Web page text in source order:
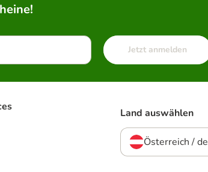
Jetzt anmelden
Land auswählen
Österreich / de